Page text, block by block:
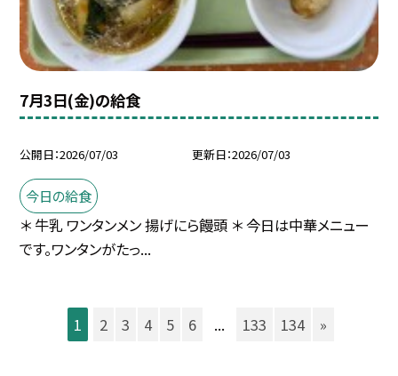
7月3日(金)の給食
公開日 2026/07/03 更新日 2026/07/03
今日の給食
＊ 牛乳 ワンタンメン 揚げにら饅頭 ＊ 今日は中華メニュー
です。ワンタンがたっ...
1 2 3 4 5 6 ... 133 134 »